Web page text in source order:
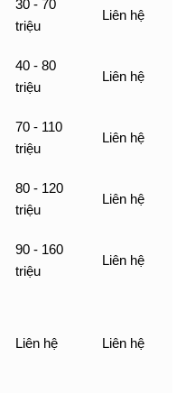
30 - 70
triệu
Liên hệ
40 - 80
triệu
Liên hệ
70 - 110
triệu
Liên hệ
80 - 120
triệu
Liên hệ
90 - 160
triệu
Liên hệ
Liên hệ Liên hệ